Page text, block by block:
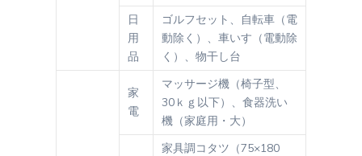
日
用
品
ゴルフセット、自転車（電
動除く）、車いす（電動除
く）、物干し台
家
電
マッサージ機（椅子型、
30ｋｇ以下）、食器洗い
機（家庭用・大）
家具調コタツ（75×180